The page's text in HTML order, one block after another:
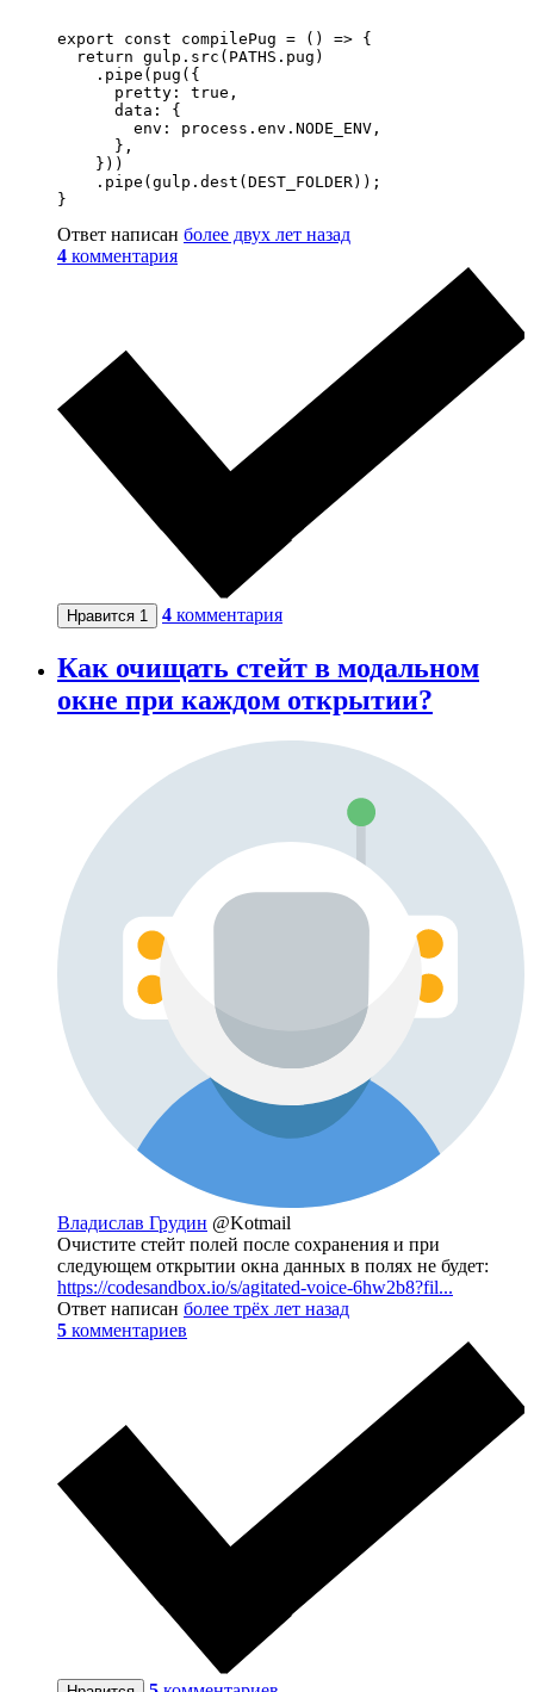
export const compilePug = () => {
  return gulp.src(PATHS.pug)
    .pipe(pug({
      pretty: true,
      data: {
        env: process.env.NODE_ENV,
      },
    }))
    .pipe(gulp.dest(DEST_FOLDER));
}
Ответ написан более двух лет назад
4 комментария
Нравится 1 4 комментария
Как очищать стейт в модальном
окне при каждом открытии?
Владислав Грудин @Kotmail
Очистите стейт полей после сохранения и при
следующем открытии окна данных в полях не будет:
https://codesandbox.io/s/agitated-voice-6hw2b8?fil...
Ответ написан более трёх лет назад
5 комментариев